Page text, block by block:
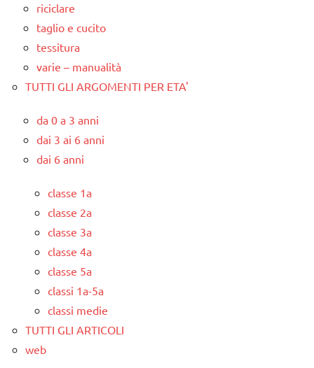
riciclare
taglio e cucito
tessitura
varie – manualità
TUTTI GLI ARGOMENTI PER ETA'
da 0 a 3 anni
dai 3 ai 6 anni
dai 6 anni
classe 1a
classe 2a
classe 3a
classe 4a
classe 5a
classi 1a-5a
classi medie
TUTTI GLI ARTICOLI
web